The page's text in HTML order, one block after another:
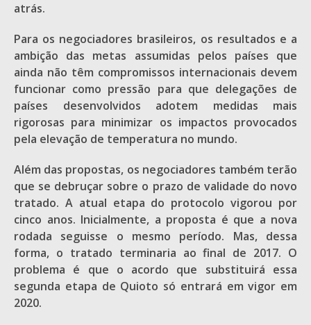
atrás.
Para os negociadores brasileiros, os resultados e a
ambição das metas assumidas pelos países que
ainda não têm compromissos internacionais devem
funcionar como pressão para que delegações de
países desenvolvidos adotem medidas mais
rigorosas para minimizar os impactos provocados
pela elevação de temperatura no mundo.
Além das propostas, os negociadores também terão
que se debruçar sobre o prazo de validade do novo
tratado. A atual etapa do protocolo vigorou por
cinco anos. Inicialmente, a proposta é que a nova
rodada seguisse o mesmo período. Mas, dessa
forma, o tratado terminaria ao final de 2017. O
problema é que o acordo que substituirá essa
segunda etapa de Quioto só entrará em vigor em
2020.